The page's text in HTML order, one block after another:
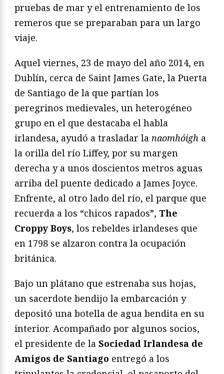
pruebas de mar y el entrenamiento de los
remeros que se preparaban para un largo
viaje.
Aquel viernes, 23 de mayo del año 2014, en
Dublín, cerca de Saint James Gate, la Puerta
de Santiago de la que partían los
peregrinos medievales, un heterogéneo
grupo en el que destacaba el habla
irlandesa, ayudó a trasladar la naomhóigh a
la orilla del río Liffey, por su margen
derecha y a unos doscientos metros aguas
arriba del puente dedicado a James Joyce.
Enfrente, al otro lado del río, el parque que
recuerda a los “chicos rapados”, The
Croppy Boys, los rebeldes irlandeses que
en 1798 se alzaron contra la ocupación
británica.
Bajo un plátano que estrenaba sus hojas,
un sacerdote bendijo la embarcación y
depositó una botella de agua bendita en su
interior. Acompañado por algunos socios,
el presidente de la Sociedad Irlandesa de
Amigos de Santiago entregó a los